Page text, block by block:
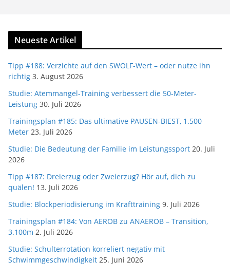
Neueste Artikel
Tipp #188: Verzichte auf den SWOLF-Wert – oder nutze ihn
richtig 3. August 2026
Studie: Atemmangel-Training verbessert die 50-Meter-
Leistung 30. Juli 2026
Trainingsplan #185: Das ultimative PAUSEN-BIEST, 1.500
Meter 23. Juli 2026
Studie: Die Bedeutung der Familie im Leistungssport 20. Juli
2026
Tipp #187: Dreierzug oder Zweierzug? Hör auf, dich zu
quälen! 13. Juli 2026
Studie: Blockperiodisierung im Krafttraining 9. Juli 2026
Trainingsplan #184: Von AEROB zu ANAEROB – Transition,
3.100m 2. Juli 2026
Studie: Schulterrotation korreliert negativ mit
Schwimmgeschwindigkeit 25. Juni 2026